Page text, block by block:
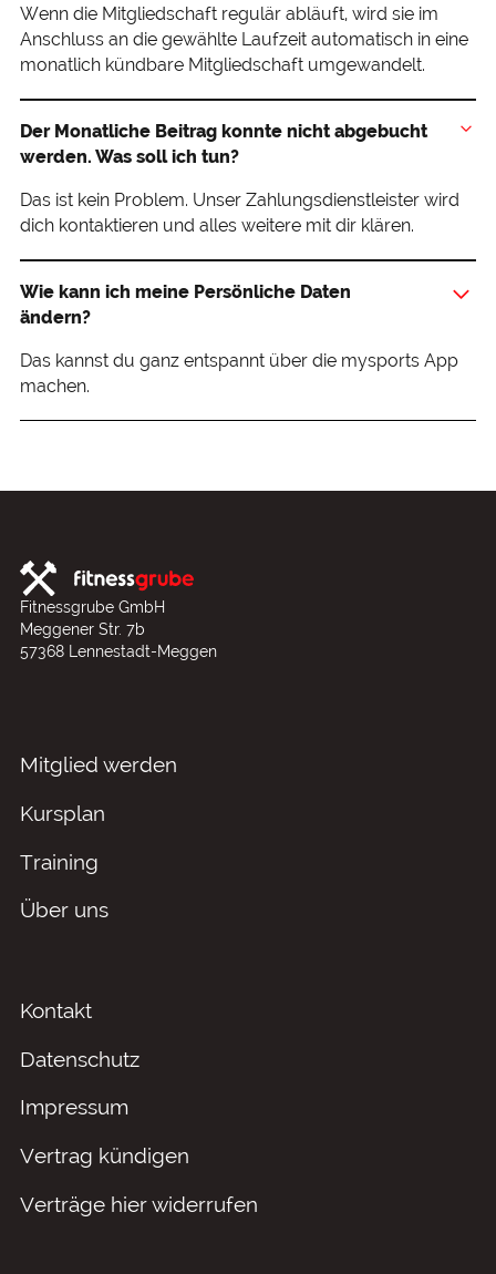
Wenn die Mitgliedschaft regulär abläuft, wird sie im
Anschluss an die gewählte Laufzeit automatisch in eine
monatlich kündbare Mitgliedschaft umgewandelt.
Der Monatliche Beitrag konnte nicht abgebucht
werden. Was soll ich tun?
Das ist kein Problem. Unser Zahlungsdienstleister wird
dich kontaktieren und alles weitere mit dir klären.
Wie kann ich meine Persönliche Daten
ändern?
Das kannst du ganz entspannt über die mysports App
machen.
Fitnessgrube GmbH
Meggener Str. 7b
57368 Lennestadt-Meggen
Mitglied werden
Kursplan
Training
Über uns
Kontakt
Datenschutz
Impressum
Vertrag kündigen
Verträge hier widerrufen